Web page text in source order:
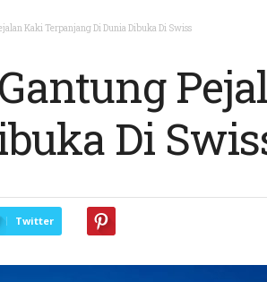
Kaki Terpanjang Di Dunia Dibuka Di Swiss
Di
Twitter